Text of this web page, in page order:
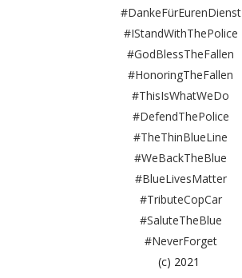
#DankeFürEurenDienst
#IStandWithThePolice
#GodBlessTheFallen
#HonoringTheFallen
#ThisIsWhatWeDo
#DefendThePolice
#TheThinBlueLine
#WeBackTheBlue
#BlueLivesMatter
#TributeCopCar
#SaluteTheBlue
#NeverForget
(c) 2021